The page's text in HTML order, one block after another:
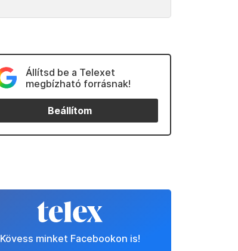
Állítsd be a Telexet
megbízható forrásnak!
Beállítom
Kövess minket Facebookon is!